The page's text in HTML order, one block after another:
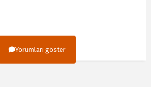
Yorumları göster